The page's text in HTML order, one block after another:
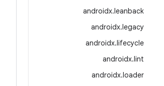
androidx.leanback
androidx.legacy
androidx.lifecycle
androidx.lint
androidx.loader